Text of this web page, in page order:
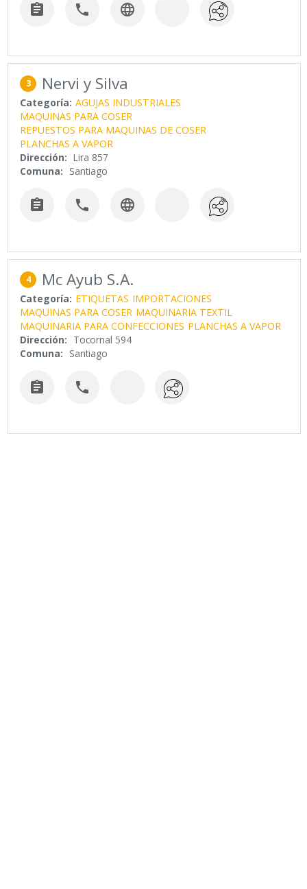
  
3 Nervi y Silva
Categoría: AGUJAS INDUSTRIALES
MAQUINAS PARA COSER
REPUESTOS PARA MAQUINAS DE COSER
PLANCHAS A VAPOR
Dirección: Lira 857
Comuna: Santiago
  
4 Mc Ayub S.A.
Categoría: ETIQUETAS IMPORTACIONES
MAQUINAS PARA COSER MAQUINARIA TEXTIL
MAQUINARIA PARA CONFECCIONES PLANCHAS A VAPOR
Dirección: Tocornal 594
Comuna: Santiago
 